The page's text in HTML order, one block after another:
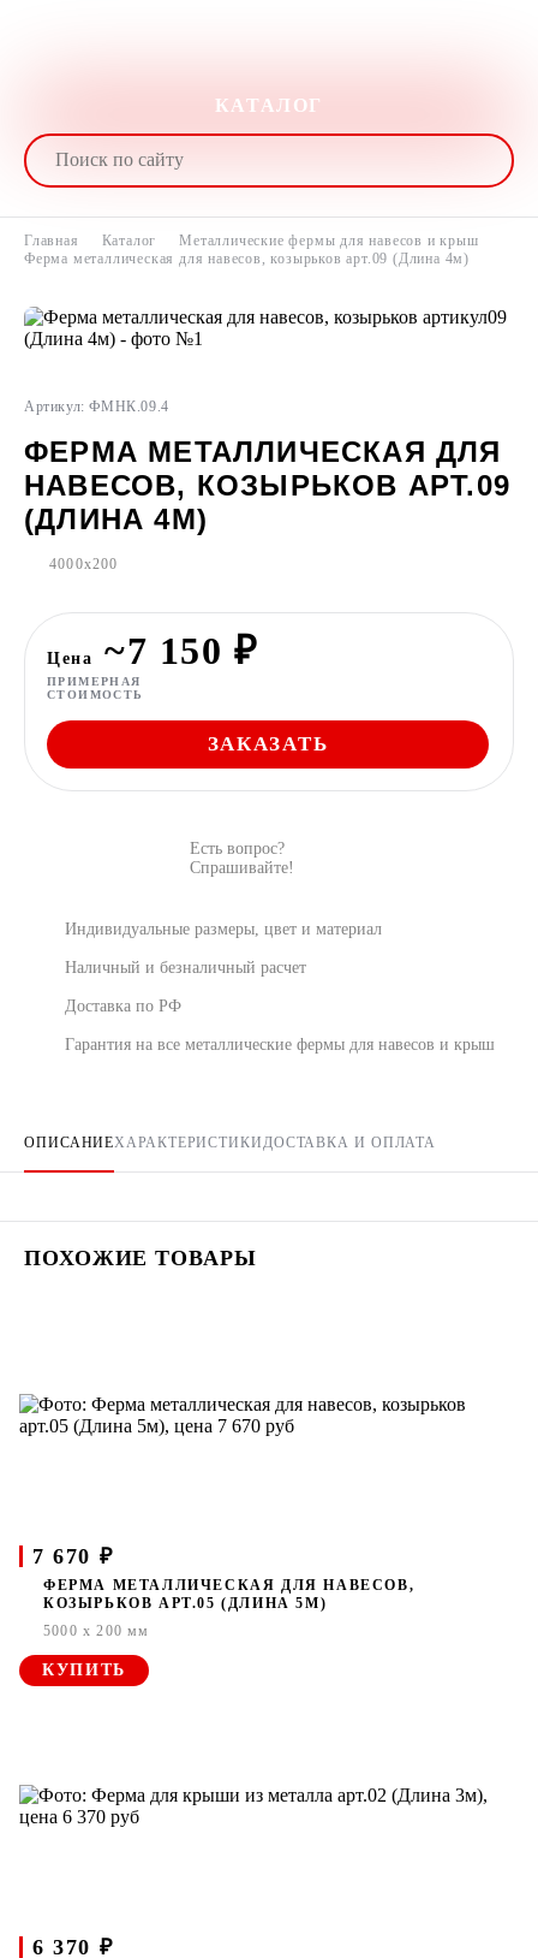
КАТАЛОГ
Главная Каталог
Металлические фермы для навесов и крыш
Ферма металлическая для навесов, козырьков арт.09 (Длина 4м)
Артикул: ФМНК.09.4
ФЕРМА МЕТАЛЛИЧЕСКАЯ ДЛЯ
НАВЕСОВ, КОЗЫРЬКОВ АРТ.09
(ДЛИНА 4М)
4000x200
ЗАКАЗАТЬ
Цена ~7 150 ₽
ПРИМЕРНАЯ
СТОИМОСТЬ
Есть вопрос?
Спрашивайте!
Индивидуальные размеры, цвет и материал
Наличный и безналичный расчет
Доставка по РФ
Гарантия на все металлические фермы для навесов и крыш
ОПИСАНИЕХАРАКТЕРИСТИКИДОСТАВКА И ОПЛАТА
ПОХОЖИЕ ТОВАРЫ
7 670 ₽
ФЕРМА МЕТАЛЛИЧЕСКАЯ ДЛЯ НАВЕСОВ,
КОЗЫРЬКОВ АРТ.05 (ДЛИНА 5М)
5000 x 200 мм
КУПИТЬ
6 370 ₽